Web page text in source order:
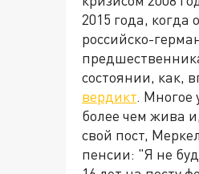
2015 года, когда
российско-
состоянии, как,
вердикт. Многое
более чем жива
свой пост,
пенсии: "Я не